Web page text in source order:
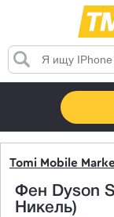
Tomi Mobile
Фен Dyson
Никель)